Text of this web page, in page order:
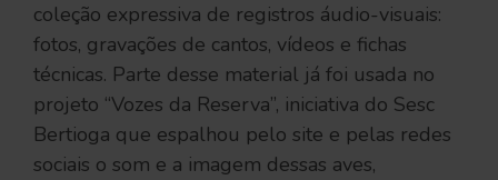
coleção expressiva de registros áudio-visuais:
fotos, gravações de cantos, vídeos e fichas
técnicas. Parte desse material já foi usada no
projeto “Vozes da Reserva”, iniciativa do Sesc
Bertioga que espalhou pelo site e pelas redes
sociais o som e a imagem dessas aves,